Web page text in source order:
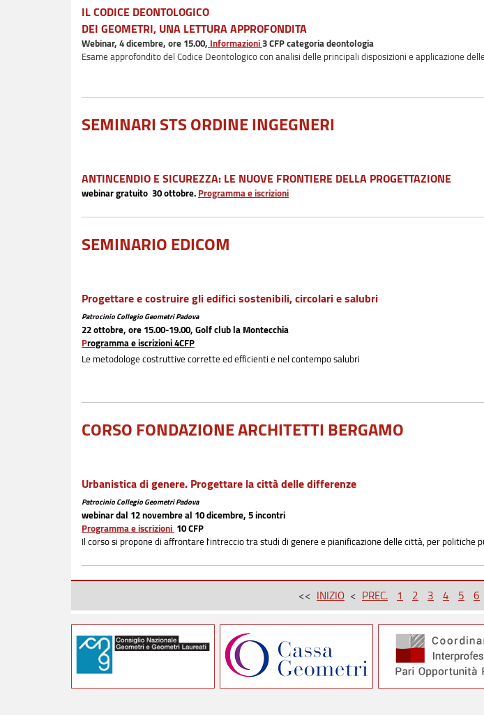
IL CODICE DEONTOLOGICO
DEI GEOMETRI, UNA LETTURA APPROFONDITA
Webinar, 4 dicembre, ore 15.00,Informazioni3 CFP categoria deontologia
Esame approfondito del Codice Deontologico con analisi delle principali disposizioni e applicazione
SEMINARI STS ORDINE INGEGNERI
ANTINCENDIO E SICUREZZA: LE NUOVE FRONTIERE DELLA PROGETTAZIONE
webinar gratuito 30 ottobre.Programma e iscrizioni
SEMINARIO EDICOM
Progettare e costruire gli edifici sostenibili, circolari e salubri
Patrocinio Collegio Geometri Padova
22 ottobre, ore 15.00-19.00, Golf club la Montecchia
Programma e iscrizioni 4CFP
Le metodologe costruttive corrette ed efficienti e nel contempo salubri
CORSO FONDAZIONE ARCHITETTI BERGAMO
Urbanistica di genere. Progettare la città delle differenze
Patrocinio Collegio Geometri Padova
webinar dal 12 novembre al 10 dicembre, 5 incontri
Programma e iscrizioni10 CFP
Il corso si propone di affrontare l'intreccio tra studi di genere e pianificazione delle città, per politiche
<< INIZIO < PREC. 1 2 3 4 5 6